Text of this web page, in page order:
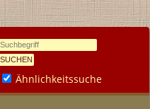
Ähnlichkeitssuche